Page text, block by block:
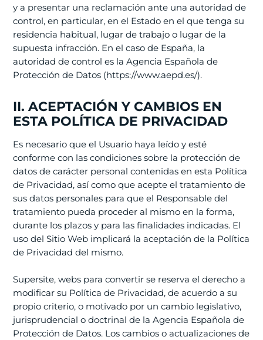
y a presentar una reclamación ante una autoridad de
control, en particular, en el Estado en el que tenga su
residencia habitual, lugar de trabajo o lugar de la
supuesta infracción. En el caso de España, la
autoridad de control es la Agencia Española de
Protección de Datos (https://www.aepd.es/).
II. ACEPTACIÓN Y CAMBIOS EN
ESTA POLÍTICA DE PRIVACIDAD
Es necesario que el Usuario haya leído y esté
conforme con las condiciones sobre la protección de
datos de carácter personal contenidas en esta Política
de Privacidad, así como que acepte el tratamiento de
sus datos personales para que el Responsable del
tratamiento pueda proceder al mismo en la forma,
durante los plazos y para las finalidades indicadas. El
uso del Sitio Web implicará la aceptación de la Política
de Privacidad del mismo.
Supersite, webs para convertir se reserva el derecho a
modificar su Política de Privacidad, de acuerdo a su
propio criterio, o motivado por un cambio legislativo,
jurisprudencial o doctrinal de la Agencia Española de
Protección de Datos. Los cambios o actualizaciones de